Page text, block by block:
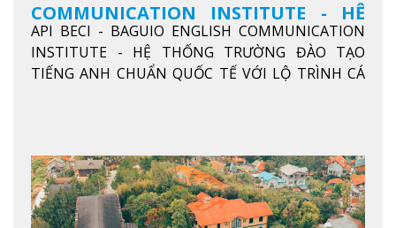
COMMUNICATION INSTITUTE - HỆ
THỐNG TRƯỜNG ĐÀO TẠO TIẾNG
ANH CHUẨN QUỐC TẾ
API BECI - BAGUIO ENGLISH COMMUNICATION
INSTITUTE - HỆ THỐNG TRƯỜNG ĐÀO TẠO
TIẾNG ANH CHUẨN QUỐC TẾ VỚI LỘ TRÌNH CÁ